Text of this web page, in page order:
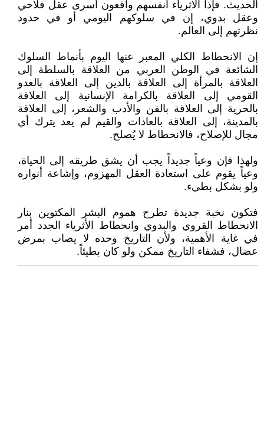
الحديث. فإذا الأثرياء أنفسهم واقعون أسرى عقل فلاحي
وعقل بدوي، إن في سلوكهم اليومي أو في حدود
نظرتهم إلى العالم.
إن الانحطاط الكلي المعبر عنها اليوم بأنماط السلوك
الشائعة في الوطن العربي من العلاقة بالسلطة إلى
العلاقة بالمرأة إلى العلاقة بالدين إلى العلاقة بالعدو
القومي إلى العلاقة بالكرامة الإنسانية إلى العلاقة
بالحرية إلى العلاقة بالفن والأدب والشعر، إلى العلاقة
بالمدينة، إلى العلاقة بالعادات والقيم لم يعد يترك أي
مجال للإصلاح، فالانحطاط لا يُصلح.
ولهذا فإن وعياً جديداً يجب أن يشق طريقه إلى الحياة،
وعياً يقوم على استعادة العقل المهزوم، وإشاعة أنواره
ولو بشكل بطيء.
فتكون نخبة جديدة تطرح هموم البشر المكتوين بنار
الانحطاط القروي والبدوي وانحطاط الأثرياء الجدد أمر
في غاية الأهمية، ولأن التاريخ وحده لا يصاب بمرض
عضال، فشفاء التاريخ ممكن ولو كان بطيئاً.